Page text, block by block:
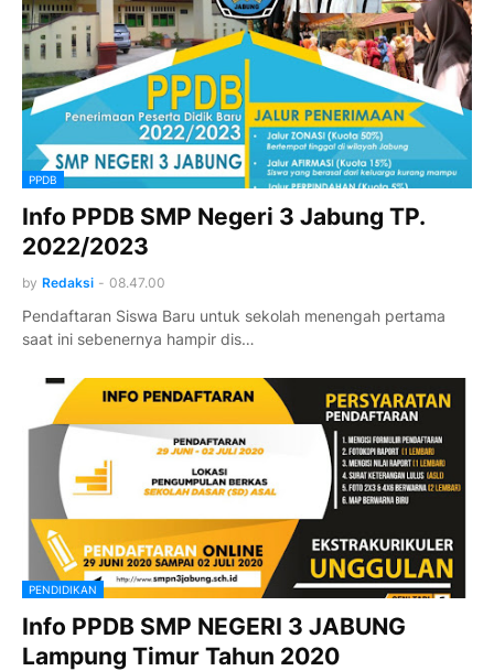
PPDB
Info PPDB SMP Negeri 3 Jabung TP.
2022/2023
by Redaksi - 08.47.00
Pendaftaran Siswa Baru untuk sekolah menengah pertama
saat ini sebenernya hampir dis…
PENDIDIKAN
Info PPDB SMP NEGERI 3 JABUNG
Lampung Timur Tahun 2020